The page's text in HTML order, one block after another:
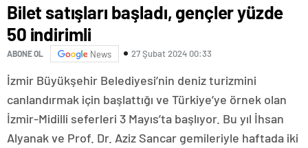
Bilet satışları başladı, gençler yüzde
50 indirimli
ABONE OL News 27 Şubat 2024 00:33
İzmir Büyükşehir Belediyesi’nin deniz turizmini
canlandırmak için başlattığı ve Türkiye’ye örnek olan
İzmir-Midilli seferleri 3 Mayıs’ta başlıyor. Bu yıl İhsan
Alyanak ve Prof. Dr. Aziz Sancar gemileriyle haftada iki